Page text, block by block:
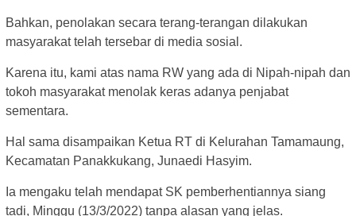
Bahkan, penolakan secara terang-terangan dilakukan
masyarakat telah tersebar di media sosial.
Karena itu, kami atas nama RW yang ada di Nipah-nipah dan
tokoh masyarakat menolak keras adanya penjabat
sementara.
Hal sama disampaikan Ketua RT di Kelurahan Tamamaung,
Kecamatan Panakkukang, Junaedi Hasyim.
Ia mengaku telah mendapat SK pemberhentiannya siang
tadi, Minggu (13/3/2022) tanpa alasan yang jelas.